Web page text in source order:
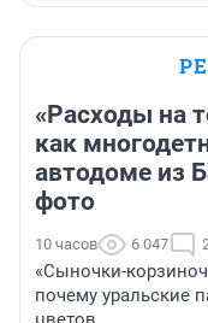
«Расходы на
как
автодоме из
фото
10 часов 6 047
«Сыночки-
почему уральские